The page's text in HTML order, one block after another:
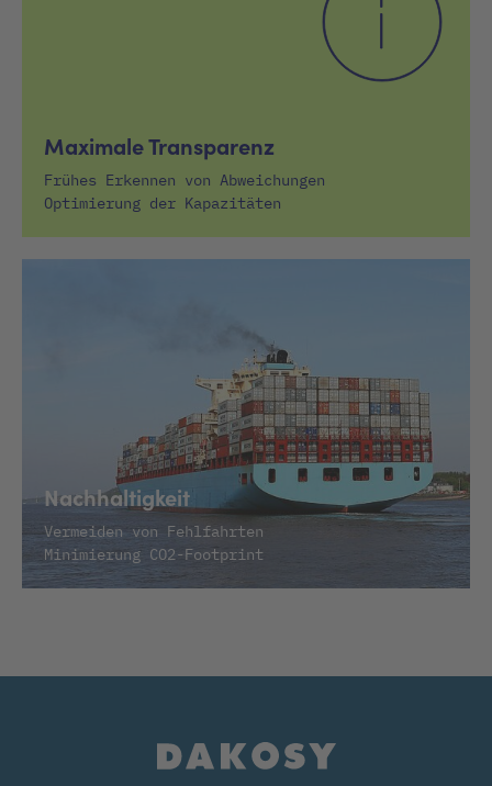
Maximale Transparenz
Frühes Erkennen von Abweichungen
Optimierung der Kapazitäten
Nachhaltigkeit
Vermeiden von Fehlfahrten
Minimierung CO2-Footprint